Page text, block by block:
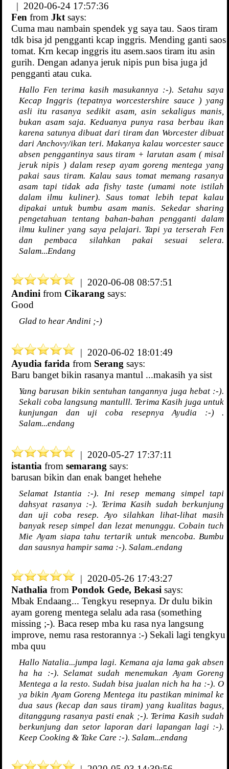
| 2020-06-24 17:57:36
Fen from Jktsays:
Cuma mau nambain spendek yg saya tau. Saos tiram
tdk bisa jd pengganti kcap inggris. Mending ganti saos
tomat. Krn kecap inggris itu asem.saos tiram itu asin
gurih. Dengan adanya jeruk nipis pun bisa juga jd
pengganti atau cuka.
Hallo Fen terima kasih masukannya :-). Setahu saya
Kecap Inggris (tepatnya worcestershire sauce ) yang
asli itu rasanya sedikit asam, asin sekaligus manis,
bukan asam saja. Keduanya punya rasa berbau ikan
karena satunya dibuat dari tiram dan Worcester dibuat
dari Anchovy/ikan teri. Makanya kalau worcester sauce
absen penggantinya saus tiram + larutan asam ( misal
jeruk nipis ) dalam resep ayam goreng mentega yang
pakai saus tiram. Kalau saus tomat memang rasanya
asam tapi tidak ada fishy taste (umami note istilah
dalam ilmu kuliner). Saus tomat lebih tepat kalau
dipakai untuk bumbu asam manis. Sekedar sharing
pengetahuan tentang bahan-bahan pengganti dalam
ilmu kuliner yang saya pelajari. Tapi ya terserah Fen
dan pembaca silahkan pakai sesuai selera.
Salam...Endang
| 2020-06-08 08:57:51
Andini from Cikarang says:
Good
Glad to hear Andini ;-)
| 2020-06-02 18:01:49
Ayudia farida from Serang says:
Baru banget bikin rasanya mantul ...makasih ya sist
Yang barusan bikin sentuhan tangannya juga hebat :-).
Sekali coba langsung mantulll. Terima Kasih juga untuk
kunjungan dan uji coba resepnya Ayudia :-) .
Salam...endang
| 2020-05-27 17:37:11
istantia from semarang says:
barusan bikin dan enak banget hehehe
Selamat Istantia :-). Ini resep memang simpel tapi
dahsyat rasanya :-). Terima Kasih sudah berkunjung
dan uji coba resep. Ayo silahkan lihat-lihat masih
banyak resep simpel dan lezat menunggu. Cobain tuch
Mie Ayam siapa tahu tertarik untuk mencoba. Bumbu
dan sausnya hampir sama :-). Salam..endang
| 2020-05-26 17:43:27
Nathalia from Pondok Gede, Bekasi says:
Mbak Endaang... Tengkyu resepnya. Dr dulu bikin
ayam goreng mentega selalu ada rasa (something
missing ;-). Baca resep mba ku rasa nya langsung
improve, nemu rasa restorannya :-) Sekali lagi tengkyu
mba quu
Hallo Natalia...jumpa lagi. Kemana aja lama gak absen
ha ha :-). Selamat sudah menemukan Ayam Goreng
Mentega a la resto. Sudah bisa jualan nich ha ha :-). O
ya bikin Ayam Goreng Mentega itu pastikan minimal ke
dua saus (kecap dan saus tiram) yang kualitas bagus,
ditanggung rasanya pasti enak ;-). Terima Kasih sudah
berkunjung dan setor laporan dari lapangan lagi :-).
Keep Cooking & Take Care :-). Salam...endang